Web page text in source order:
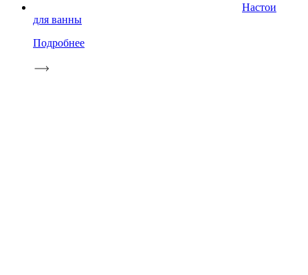
Настои
для ванны
Подробнее